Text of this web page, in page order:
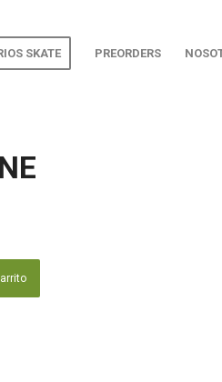
SKATE PREORDERS